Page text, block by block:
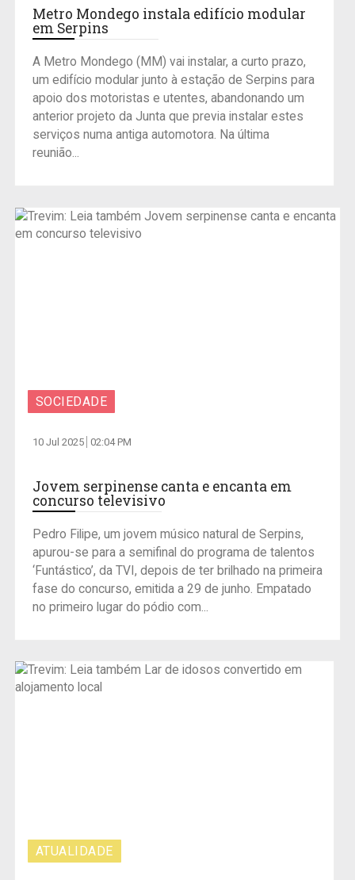
Metro Mondego instala edifício modular
em Serpins
A Metro Mondego (MM) vai instalar, a curto prazo,
um edifício modular junto à estação de Serpins para
apoio dos motoristas e utentes, abandonando um
anterior projeto da Junta que previa instalar estes
serviços numa antiga automotora. Na última
reunião...
SOCIEDADE
10 Jul 2025 02:04 PM
Jovem serpinense canta e encanta em
concurso televisivo
Pedro Filipe, um jovem músico natural de Serpins,
apurou-se para a semifinal do programa de talentos
‘Funtástico’, da TVI, depois de ter brilhado na primeira
fase do concurso, emitida a 29 de junho. Empatado
no primeiro lugar do pódio com...
ATUALIDADE